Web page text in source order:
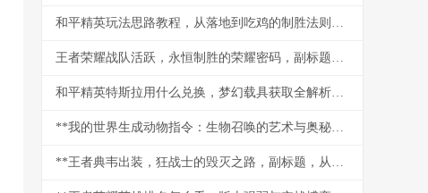
和平精英玩法思路教程，从落地到吃鸡的制胜法则，副标题，资深玩家的实战进阶指南
王者荣耀战队活跃，永恒制胜的荣耀密码，副标题，凝聚热血竞技场的不灭火种
和平精英特斯拉用什么兑换，梦幻载具获取全解析副标题
**我的世界生成动物指令：生物召唤的艺术与奥秘，副标题：指尖创世的无限可能**
**王者典韦出装，狂战士的毁灭之路，副标题，从湮灭到重生的装备哲学**